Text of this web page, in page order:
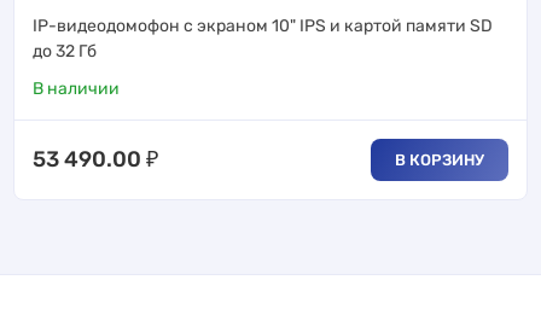
IP-видеодомофон с экраном 10" IPS и картой памяти SD
до 32 Гб
В наличии
53 490.00 ₽ В КОРЗИНУ